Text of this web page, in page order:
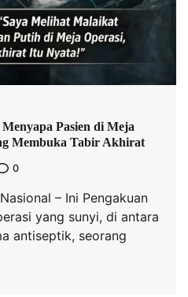
Pasien di Meja
Membuka Tabir Akhirat
0
– Ini Pengakuan
yang sunyi, di antara
antiseptik, seorang